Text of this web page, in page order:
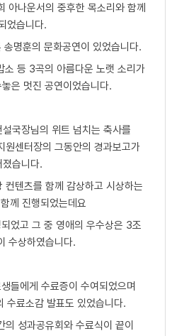
아나운서의 중후한 목소리와 함께
었습니다.
명훈의 문화공연이 있었습니다.
소 등 3곡의 아름다운 노랫 소리가
은 멋진 공연이었습니다.
국장님의 위트 넘치는 축사를
센터장의 그동안의 경과보고가
졌습니다.
컨텐츠를 함께 감상하고 시상하는
께 진행되었는데요
었고 그 중 영애의 우수상은 3조
수상하였습니다.
들에게 수료증이 수여되었으며
수료소감 발표도 있었습니다.
성과공유회와 수료식이 끝이